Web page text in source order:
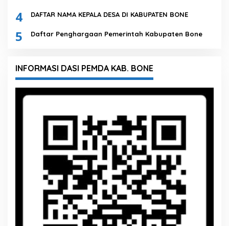
4 DAFTAR NAMA KEPALA DESA DI KABUPATEN BONE
5 Daftar Penghargaan Pemerintah Kabupaten Bone
INFORMASI DASI PEMDA KAB. BONE